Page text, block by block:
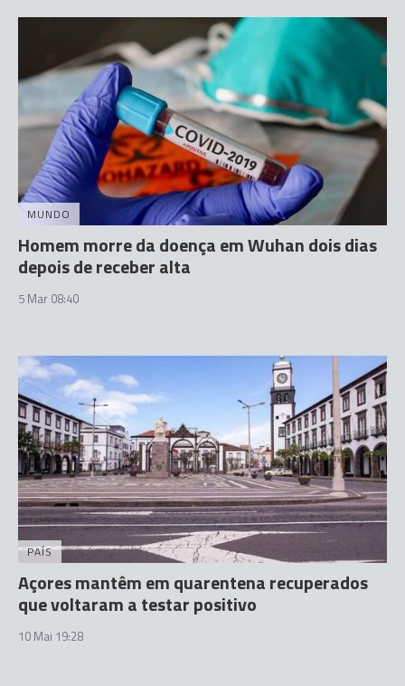
MUNDO
Homem morre da doença em Wuhan dois dias
depois de receber alta
5 Mar 08:40
PAÍS
Açores mantêm em quarentena recuperados
que voltaram a testar positivo
10 Mai 19:28